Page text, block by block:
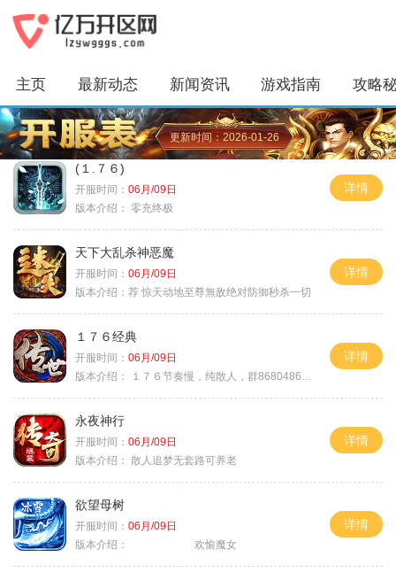
主页 最新动态 新闻资讯 游戏指南 攻略
更新时间：2026-01-26
(１.７６)
开服时间： 06月/09日
版本介绍： 零充终极
详情
天下大乱杀神恶魔
开服时间： 06月/09日
版本介绍： 荐 惊天动地至尊無敌绝对防御秒杀一切
详情
１７６经典
开服时间： 06月/09日
版本介绍：
１７６节奏慢，纯散人，群868048665
详情
永夜神行
开服时间： 06月/09日
版本介绍： 散人追梦无套路可养老
详情
欲望母树
开服时间： 06月/09日
版本介绍：
欢愉魔女
详情